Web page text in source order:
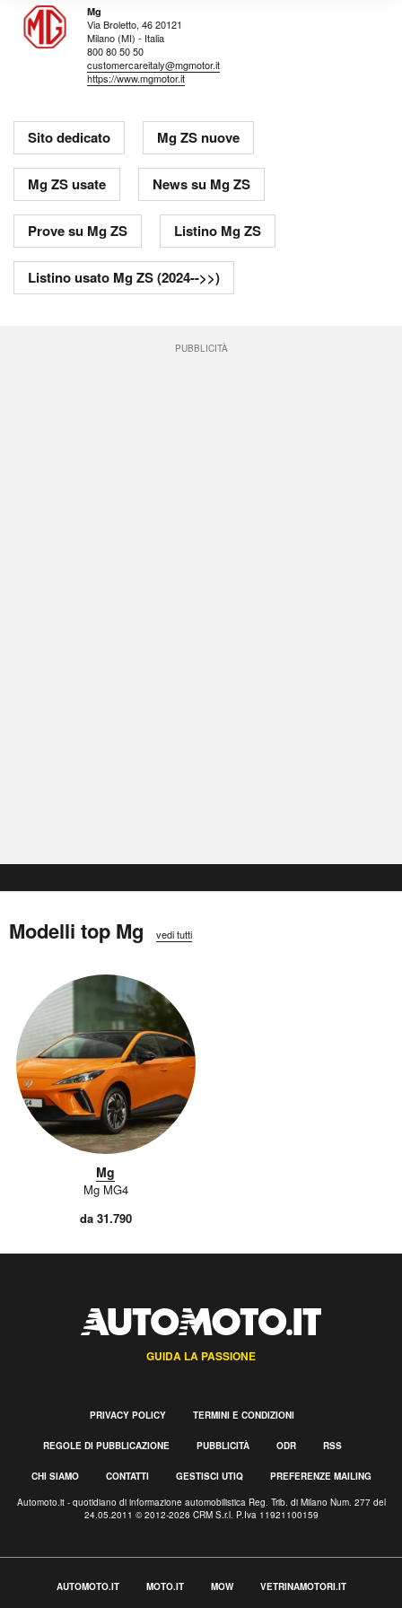
Mg
Via Broletto, 46 20121
Milano (MI) - Italia
800 80 50 50
customercareitaly@mgmotor.it
https://www.mgmotor.it
Sito dedicato Mg ZS nuove
Mg ZS usate News su Mg ZS
Prove su Mg ZS Listino Mg ZS
Listino usato Mg ZS (2024-->>)
PUBBLICITÀ
Modelli top Mg vedi tutti
Mg
Mg MG4
da 31.790
GUIDA LA PASSIONE
PRIVACY POLICY TERMINI E CONDIZIONI
REGOLE DI PUBBLICAZIONE PUBBLICITÀ ODR RSS
CHI SIAMO CONTATTI GESTISCI UTIQ PREFERENZE MAILING
Automoto.it - quotidiano di informazione automobilistica Reg. Trib. di Milano Num. 277 del
24.05.2011 © 2012-2026 CRM S.r.l. P.Iva 11921100159
AUTOMOTO.IT MOTO.IT MOW VETRINAMOTORI.IT